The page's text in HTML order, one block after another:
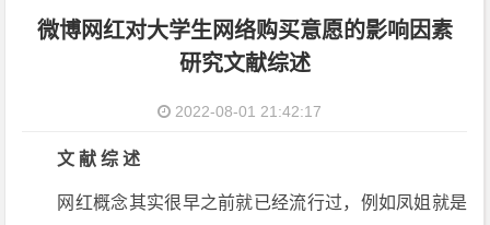
微博网红对大学生网络购买意愿的影响因素
研究文献综述
2022-08-01 21:42:17
文 献 综 述
网红概念其实很早之前就已经流行过，例如凤姐就是